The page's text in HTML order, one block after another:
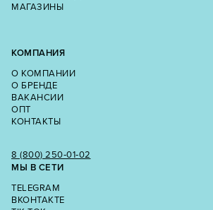
МАГАЗИНЫ
КОМПАНИЯ
О КОМПАНИИ
О БРЕНДЕ
ВАКАНСИИ
ОПТ
КОНТАКТЫ
8 (800) 250‑01‑02
МЫ В СЕТИ
TELEGRAM
ВКОНТАКТЕ